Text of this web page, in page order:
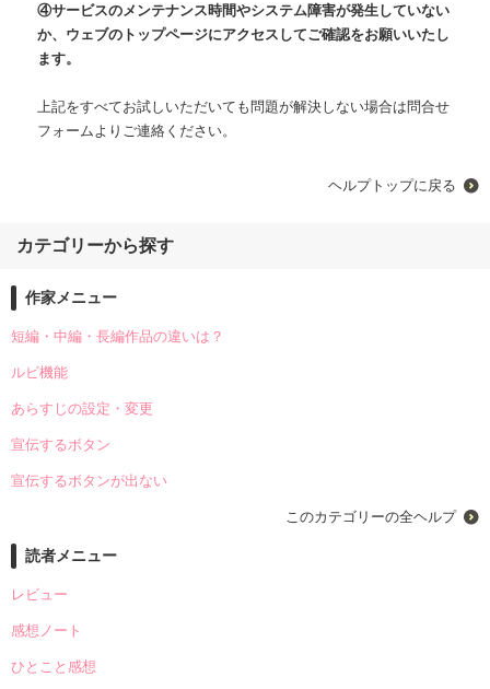
④サービスのメンテナンス時間やシステム障害が発生していない
か、ウェブのトップページにアクセスしてご確認をお願いいたし
ます。
上記をすべてお試しいただいても問題が解決しない場合は問合せ
フォームよりご連絡ください。
ヘルプトップに戻る
カテゴリーから探す
作家メニュー
短編・中編・長編作品の違いは？
ルビ機能
あらすじの設定・変更
宣伝するボタン
宣伝するボタンが出ない
このカテゴリーの全ヘルプ
読者メニュー
レビュー
感想ノート
ひとこと感想